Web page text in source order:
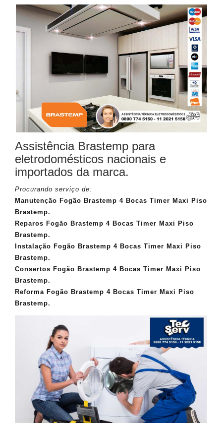
Assistência Brastemp para
eletrodomésticos nacionais e
importados da marca.
Procurando serviço de:
Manutenção Fogão Brastemp 4 Bocas Timer Maxi Piso
Brastemp.
Reparos Fogão Brastemp 4 Bocas Timer Maxi Piso
Brastemp.
Instalação Fogão Brastemp 4 Bocas Timer Maxi Piso
Brastemp.
Consertos Fogão Brastemp 4 Bocas Timer Maxi Piso
Brastemp.
Reforma Fogão Brastemp 4 Bocas Timer Maxi Piso
Brastemp.